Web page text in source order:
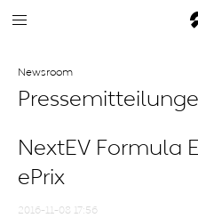
Newsroom
2016-11-08 17:56
NextEV Formula
ePrix